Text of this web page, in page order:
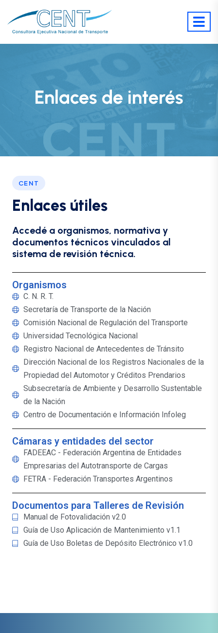
Enlaces de interés
CENT
En aces úti es
Accedé a organismos, normativa y
documentos técnicos vinculados al
sistema de revisión técnica.
Organismos
C. N. R. T.
Secretaría de Transporte de la Nación
Comisión Nacional de Regulación del Transporte
Universidad Tecnológica Nacional
Registro Nacional de Antecedentes de Tránsito
Dirección Nacional de los Registros Nacionales de la
Propiedad del Automotor y Créditos Prendarios
Subsecretaría de Ambiente y Desarrollo Sustentable
de la Nación
Centro de Documentación e Información Infoleg
Cámaras y entidades del sector
FADEEAC - Federación Argentina de Entidades
Empresarias del Autotransporte de Cargas
FETRA - Federación Transportes Argentinos
Documentos para Talleres de Revisión
Manual de Fotovalidación v2.0
Guía de Uso Aplicación de Mantenimiento v1.1
Guía de Uso Boletas de Depósito Electrónico v1.0